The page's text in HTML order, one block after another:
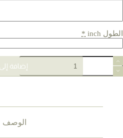
الطول inch *
كمية
JALABIYA
إضافة
الوصف